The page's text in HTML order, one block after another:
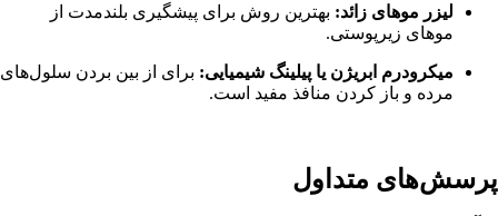
لیزر موهای زائد: بهترین روش برای پیشگیری بلندمدت از
موهای زیرپوستی.
میکرودرم ابریژن یا پیلینگ شیمیایی: برای از بین بردن سلول‌های
مرده و باز کردن منافذ مفید است.
پرسش‌های متداول